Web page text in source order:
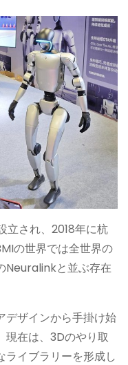
立され、2018年に杭
の世界では全世界の
Neuralinkと並ぶ存在
デザインから手掛け始
現在は、3Dのやり取
ライブラリーを形成し